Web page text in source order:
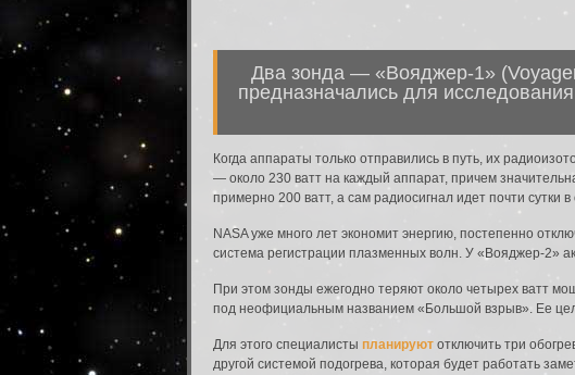
Два зонда — «Вояджер-1»
предназначались для
Когда аппараты только отправились в путь, их
— около 230 ватт на каждый аппарат, причем
примерно 200 ватт, а сам радиосигнал идет почти сутки в
NASA уже много лет экономит энергию, постепенно
система регистрации плазменных волн. У «Вояджер-2»
При этом зонды ежегодно теряют около четырех ватт
под неофициальным названием «Большой взрыв». Ее
Для этого специалисты планируют отключить три
другой системой подогрева, которая будет работать